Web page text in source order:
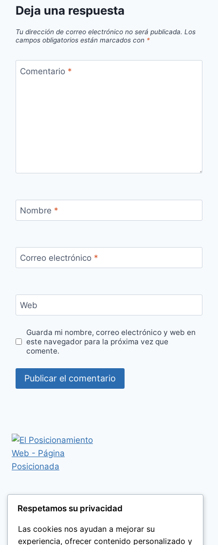
Deja una respuesta
Tu dirección de correo electrónico no será publicada. Los
campos obligatorios están marcados con *
Comentario *
Nombre *
Correo electrónico *
Web
Guarda mi nombre, correo electrónico y web en
este navegador para la próxima vez que
comente.
Respetamos su privacidad
Las cookies nos ayudan a mejorar su
experiencia, ofrecer contenido personalizado y